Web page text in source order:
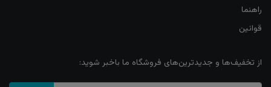
راهنما
قوانین
از تخفیف‌ها و جدیدترین‌های فروشگاه ما باخبر شوید: